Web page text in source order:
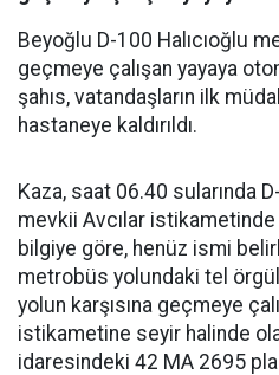
Beyoğlu D-100 Halıcıoğlu
geçmeye çalışan yayaya
şahıs, vatandaşların ilk
hastaneye kaldırıldı.
Kaza, saat 06.40 sularında
mevkii Avcılar
bilgiye göre, henüz ismi
metrobüs yolundaki tel
yolun karşısına geçmeye
istikametine seyir halinde
idaresindeki 42 MA 2695